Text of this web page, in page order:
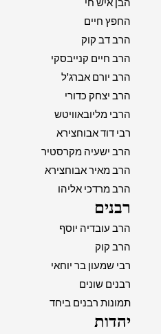
הבן איש חי
החפץ חיים
הרב דב קוק
הרב חיים קנייבסקי
הרב יורם אברג'ל
הרב יצחק כדורי
הרבי מליובאוויטש
רבי דוד אבוחצירא
הרב ישעיה מקרסטיר
הרב מאיר אבוחצירא
הרב מרדכי אליהו
רבנים
הרב עובדיה יוסף
הרב קוק
רבי שמעון בר יוחאי
רבנים שונים
תמונות רבנים ביחד
יהדות